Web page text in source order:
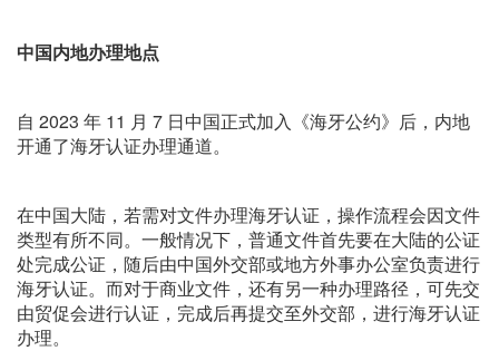
中国内地办理地点
自 2023 年 11 月 7 日中国正式加入《海牙公约》后，内地
开通了海牙认证办理通道。
在中国大陆，若需对文件办理海牙认证，操作流程会因文件
类型有所不同。一般情况下，普通文件首先要在大陆的公证
处完成公证，随后由中国外交部或地方外事办公室负责进行
海牙认证。而对于商业文件，还有另一种办理路径，可先交
由贸促会进行认证，完成后再提交至外交部，进行海牙认证
办理。